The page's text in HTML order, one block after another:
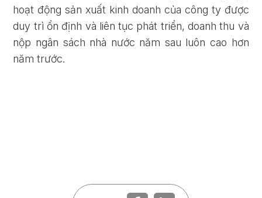
hoạt động sản xuất kinh doanh của công ty được
duy trì ổn định và liên tục phát triển, doanh thu và
nộp ngân sách nhà nước năm sau luôn cao hơn
năm trước.